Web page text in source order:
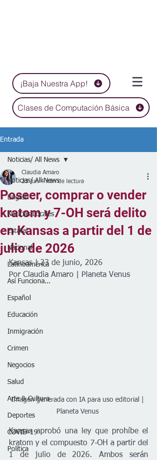
¡Baja Nuestra App!
Clases de Computación Básica
Entrada
Noticias/ All News
English
Noticias Locales
Estatal
Nacional
Latinoamérica
Así Funciona...
Español
Educación
Inmigración
Crimen
Negocios
Salud
Arte & Cultura
Deportes
COVID-19
Política
Noticias/ All News
Poseer, comprar o vender
kratom y 7-OH será delito
en Kansas a partir del 1 de
julio de 2026
Claudia Amaro
23 jun 4 min de lectura
Kansas | 23 de junio, 2026
Por Claudia Amaro | Planeta Venus
Imagen generada con IA para uso editorial |
Planeta Venus
Kansas aprobó una ley que prohíbe el
kratom y el compuesto 7‑OH a partir del
1 de julio de 2026. Ambos serán